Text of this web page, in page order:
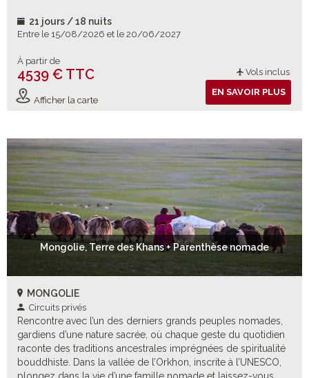
21 jours / 18 nuits
Entre le 15/08/2026 et le 20/06/2027
À partir de
4539 € TTC Vols inclus
Afficher la carte
EN SAVOIR PLUS
Mongolie, Terre des Khans + Parenthèse nomade
MONGOLIE
Circuits privés
Rencontre avec l’un des derniers grands peuples nomades,
gardiens d’une nature sacrée, où chaque geste du quotidien
raconte des traditions ancestrales imprégnées de spiritualité
bouddhiste. Dans la vallée de l’Orkhon, inscrite à l’UNESCO,